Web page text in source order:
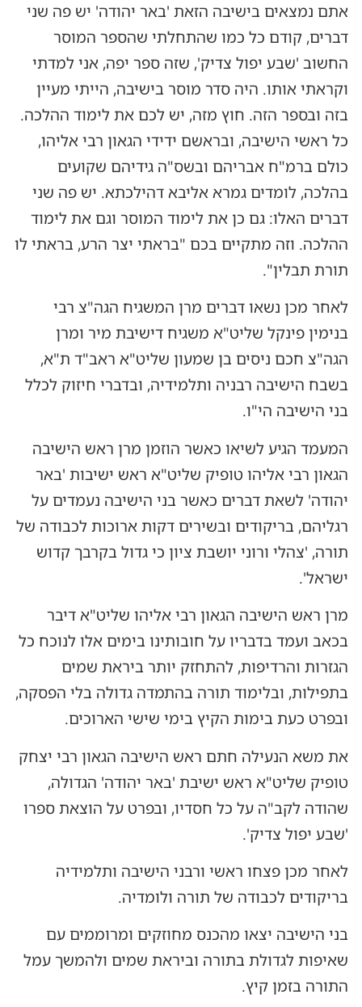
אתם נמצאים בישיבה הזאת 'באר יהודה' יש פה שני
דברים, קודם כל כמו שהתחלתי שהספר המוסר
החשוב 'שבע יפול צדיק', שזה ספר יפה, אני למדתי
וקראתי אותו. היה סדר מוסר בישיבה, הייתי מעיין
בזה ובספר הזה. חוץ מזה, יש לכם את לימוד ההלכה.
כל ראשי הישיבה, ובראשם ידידי הגאון רבי אליהו,
כולם ברמ"ח אבריהם ובשס"ה גידיהם שקועים
בהלכה, לומדים גמרא אליבא דהילכתא. יש פה שני
דברים האלו: גם כן את לימוד המוסר וגם את לימוד
ההלכה. וזה מתקיים בכם "בראתי יצר הרע, בראתי לו
תורת תבלין".
לאחר מכן נשאו דברים מרן המשגיח הגה"צ רבי
בנימין פינקל שליט"א משגיח דישיבת מיר ומרן
הגה"צ חכם ניסים בן שמעון שליט"א ראב"ד ת"א,
בשבח הישיבה רבניה ותלמידיה, ובדברי חיזוק לכלל
בני הישיבה הי"ו.
המעמד הגיע לשיאו כאשר הוזמן מרן ראש הישיבה
הגאון רבי אליהו טופיק שליט"א ראש ישיבות 'באר
יהודה' לשאת דברים כאשר בני הישיבה נעמדים על
רגליהם, בריקודים ובשירים דקות ארוכות לכבודה של
תורה, 'צהלי ורוני יושבת ציון כי גדול בקרבך קדוש
ישראל'.
מרן ראש הישיבה הגאון רבי אליהו שליט"א דיבר
בכאב ועמד בדבריו על חובותינו בימים אלו לנוכח כל
הגזרות והרדיפות, להתחזק יותר ביראת שמים
בתפילות, ובלימוד תורה בהתמדה גדולה בלי הפסקה,
ובפרט כעת בימות הקיץ בימי שישי הארוכים.
את משא הנעילה חתם ראש הישיבה הגאון רבי יצחק
טופיק שליט"א ראש ישיבת 'באר יהודה' הגדולה,
שהודה לקב"ה על כל חסדיו, ובפרט על הוצאת ספרו
'שבע יפול צדיק'.
לאחר מכן פצחו ראשי ורבני הישיבה ותלמידיה
בריקודים לכבודה של תורה ולומדיה.
בני הישיבה יצאו מהכנס מחוזקים ומרוממים עם
שאיפות לגדולת בתורה וביראת שמים ולהמשך עמל
התורה בזמן קיץ.